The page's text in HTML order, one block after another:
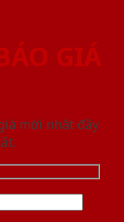
GIÁ
mới nhât đầy